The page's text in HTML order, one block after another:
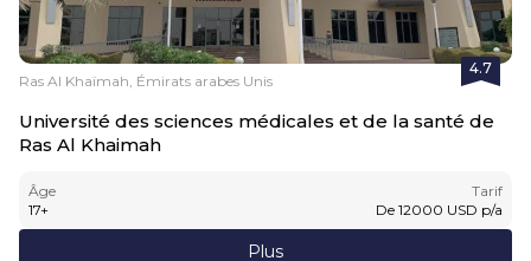
4.7
Ras Al Khaïmah, Émirats arabes Unis
Université des sciences médicales et de la santé de
Ras Al Khaimah
Âge
17+
Tarif
De 12000 USD p/a
Plus